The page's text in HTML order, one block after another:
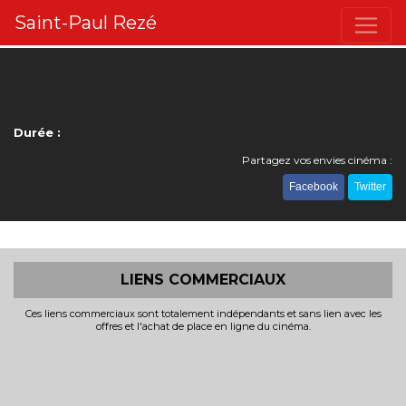
Saint-Paul Rezé
Durée :
Partagez vos envies cinéma :
Facebook Twitter
LIENS COMMERCIAUX
Ces liens commerciaux sont totalement indépendants et sans lien avec les
offres et l'achat de place en ligne du cinéma.